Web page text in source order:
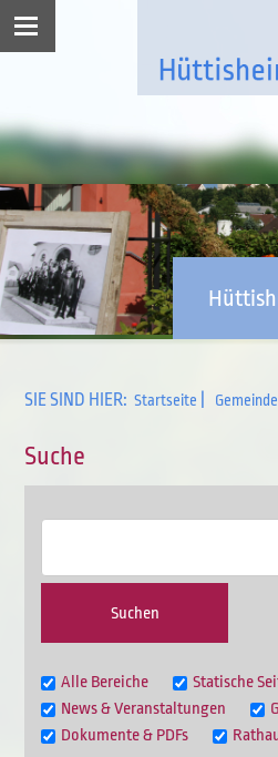
SIE SIND HIER: Startseite Gemeinde
Suche
Alle Bereiche
Statische
News & Veranstaltungen
Dokumente & PDFs